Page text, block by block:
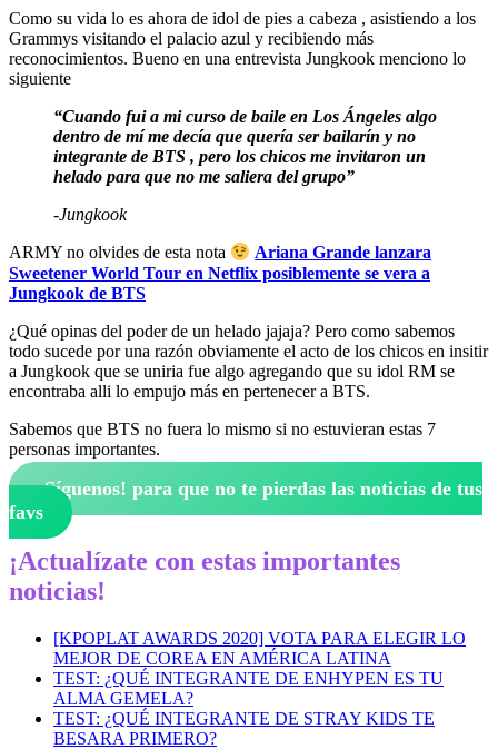
Como su vida lo es ahora de idol de pies a cabeza , asistiendo a los
Grammys visitando el palacio azul y recibiendo más
reconocimientos. Bueno en una entrevista Jungkook menciono lo
siguiente
“Cuando fui a mi curso de baile en Los Ángeles algo
dentro de mí me decía que quería ser bailarín y no
integrante de BTS , pero los chicos me invitaron un
helado para que no me saliera del grupo”
-Jungkook
ARMY no olvides de esta nota
Ariana Grande lanzara
Sweetener World Tour en Netflix posiblemente se vera a
Jungkook de BTS
¿Qué opinas del poder de un helado jajaja? Pero como sabemos
todo sucede por una razón obviamente el acto de los chicos en insitir
a Jungkook que se uniria fue algo agregando que su idol RM se
encontraba alli lo empujo más en pertenecer a BTS.
Sabemos que BTS no fuera lo mismo si no estuvieran estas 7
personas importantes.
¡Síguenos! para que no te pierdas las noticias de tus
favs
¡Actualízate con estas importantes
noticias!
[KPOPLAT AWARDS 2020] VOTA PARA ELEGIR LO
MEJOR DE COREA EN AMÉRICA LATINA
TEST: ¿QUÉ INTEGRANTE DE ENHYPEN ES TU
ALMA GEMELA?
TEST: ¿QUÉ INTEGRANTE DE STRAY KIDS TE
BESARA PRIMERO?